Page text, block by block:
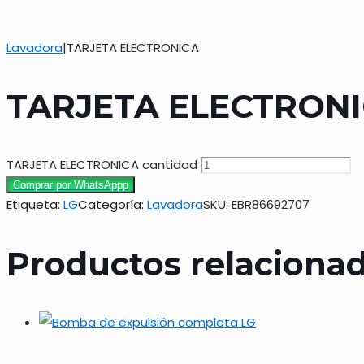
Lavadora|TARJETA ELECTRONICA
TARJETA
TARJETA ELECTRONICA cantidad
Comprar por WhatsAppp
Etiqueta: LGCategoría: LavadoraSKU: EBR86692707
Productos